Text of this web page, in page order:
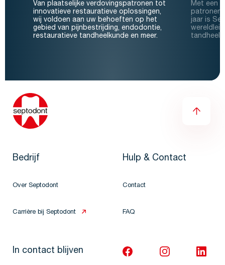
Van plaatselijke verdovingspatronen tot
innovatieve restauratieve oplossingen,
wij voldoen aan uw behoeften op het
gebied van pijnbestrijding, endodontie,
restauratieve tandheelkunde en meer.
Met een
patronen
jaar is
Bedrijf
Over Septodont
Carrière bij Septodont
Hulp & Contact
Contact
FAQ
In contact blijven